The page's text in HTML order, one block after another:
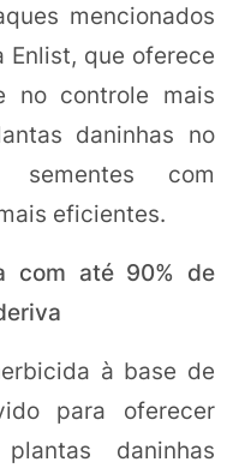
mencionados
Enlist, que oferece
no controle mais
daninhas no
sementes com
eficientes.
com até 90% de
à base de
para oferecer
daninhas